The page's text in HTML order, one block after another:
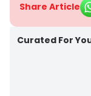
Share Article
Curated For